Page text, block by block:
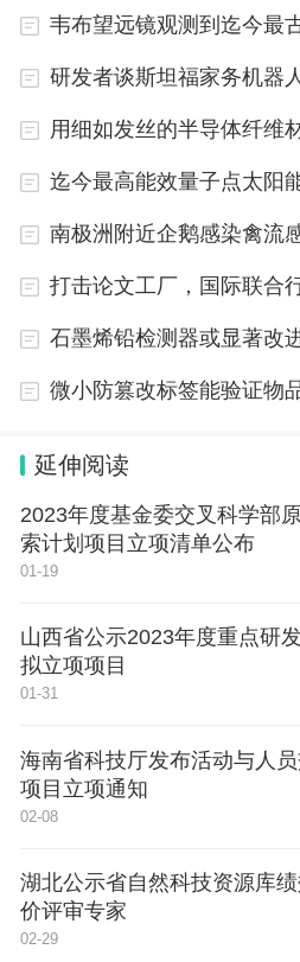
我们下一步工作的基础。
rah Kahn说。
a是包括“研究组”在内的3
示，“对论文工厂进行详细研
作方式的教育辅助工具。“
为使用者量身定制培训内容非
为确保后续行动的顺利开展
研究诚信大会与会者通报最
望看到工作组将要做什么的
到实际工作中。
“论文工厂正在发生巨大变
在做什么，他们会改变自己
此，要想真正解决这一问题，
韦布望远镜观测到迄今最
研发者谈斯坦福家务机器
用细如发丝的半导体纤维
迄今最高能效量子点太阳
南极洲附近企鹅感染禽流
打击论文工厂，国际联合
微小防篡改标签能验证物
延伸阅读
2023年度基金委交叉科学部
索计划项目立项清单公布
01-19
山西省公示2023年度重点研
拟立项项目
01-31
海南省科技厅发布活动与人
项目立项通知
02-08
湖北公示省自然科技资源库
价评审专家
02-29